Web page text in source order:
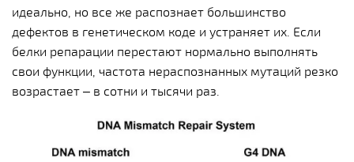
идеально, но все же распознает большинство
дефектов в генетическом коде и устраняет их. Если
белки репарации перестают нормально выполнять
свои функции, частота нераспознанных мутаций резко
возрастает – в сотни и тысячи раз.